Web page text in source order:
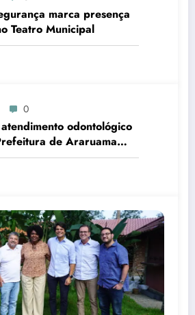
marca presença
Teatro Municipal
0
atendimento odontológico
de Araruama
de famílias atípicas